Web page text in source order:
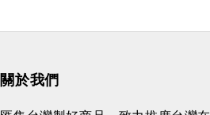
關於我們